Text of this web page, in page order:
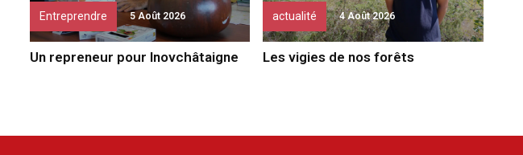
Entreprendre 5 Août 2026
Un repreneur pour Inovchâtaigne
actualité 4 Août 2026
Les vigies de nos forêts